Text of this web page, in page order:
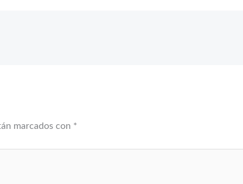
marcados con *